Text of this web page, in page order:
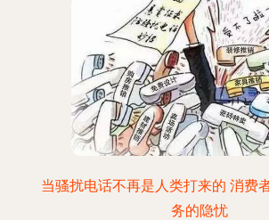
当骚扰电话不再是人类打来的 消费
务的隐忧